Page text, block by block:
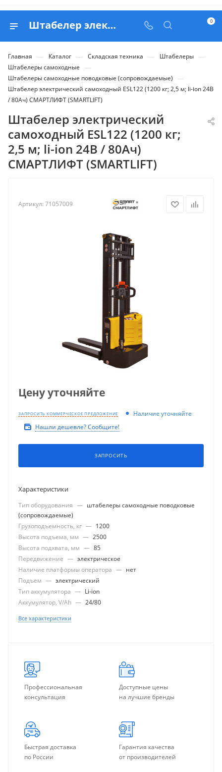
Штабелер электрический самоходный ESL122 (1200 кг; 2,5 м; li-ion 24В / 80Ач) СМАРТЛИФТ (SMARTLIFT) - купить в Belapex 0
Главная — Каталог — Складская техника — Штабелеры —
Штабелеры самоходные —
Штабелеры самоходные поводковые (сопровождаемые) —
Штабелер электрический самоходный ESL122 (1200 кг; 2,5 м; li-ion 24В
/ 80Ач) СМАРТЛИФТ (SMARTLIFT)
Штабелер электрический
самоходный ESL122 (1200 кг;
2,5 м; li-ion 24В / 80Ач)
СМАРТЛИФТ (SMARTLIFT)
Артикул: 71057009
Цену уточняйте
ЗАПРОСИТЬ КОММЕРЧЕСКОЕ ПРЕДЛОЖЕНИЕ
Наличие уточняйте
Нашли дешевле? Сообщите!
ЗАПРОСИТЬ
Характеристики
Тип оборудования — штабелеры самоходные поводковые
(сопровождаемые)
Грузоподъемность, кг — 1200
Высота подъема, мм — 2500
Высота подхвата, мм — 85
Передвижение — электрическое
Наличие платформы оператора — нет
Подъем — электрический
Тип аккумулятора — Li-ion
Аккумулятор, V/Ah — 24/80
Все характеристики
Профессиональная
консультация
Доступные цены
на лучшие бренды
Быстрая доставка
по России
Гарантия качества
от производителей